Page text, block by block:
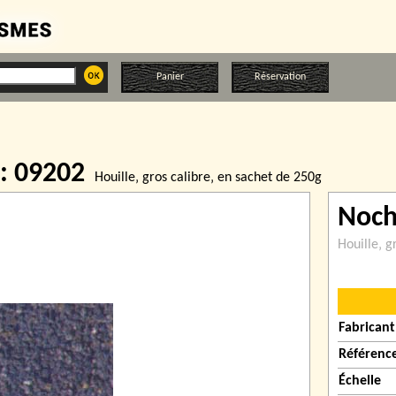
Panier Réservation
09202 Houille‚ gros calibre‚ en sachet de 250g
Noch
Houille‚
Fabricant
Échelle